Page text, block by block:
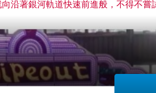
沿著銀河軌道快速前進般，不得不嘗